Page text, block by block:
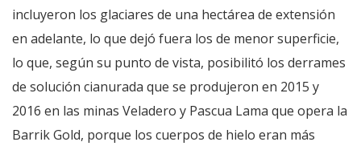
incluyeron los glaciares de una hectárea de extensión
en adelante, lo que dejó fuera los de menor superficie,
lo que, según su punto de vista, posibilitó los derrames
de solución cianurada que se produjeron en 2015 y
2016 en las minas Veladero y Pascua Lama que opera la
Barrik Gold, porque los cuerpos de hielo eran más